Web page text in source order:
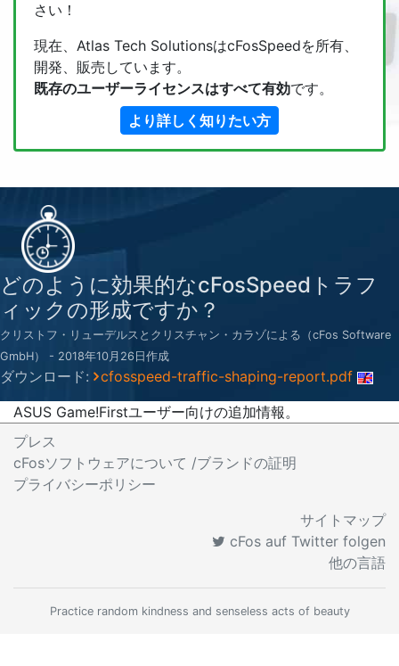
さい！
現在、Atlas Tech SolutionsはcFosSpeedを所有、
開発、販売しています。
既存のユーザーライセンスはすべて有効です。
より詳しく知りたい方
どのように効果的なcFosSpeedトラフ
ィックの形成ですか？
クリストフ・リューデルスとクリスチャン・カラゾによる（cFos Software
GmbH） - 2018年10月26日作成
ダウンロード:
cfosspeed-traffic-shaping-report.pdf
ASUS Game!Firstユーザー向けの追加情報。
プレス
cFosソフトウェアについて /ブランドの証明
プライバシーポリシー
サイトマップ
cFos auf Twitter folgen
他の言語
Practice random kindness and senseless acts of beauty